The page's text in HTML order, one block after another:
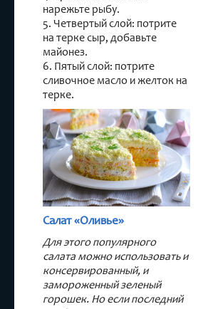
нарежьте рыбу.
5. Четвертый слой: потрите
на терке сыр, добавьте
майонез.
6. Пятый слой: потрите
сливочное масло и желток на
терке.
Салат «Оливье»
Для этого популярного
салата можно использовать и
консервированный, и
замороженный зеленый
горошек. Но если последний